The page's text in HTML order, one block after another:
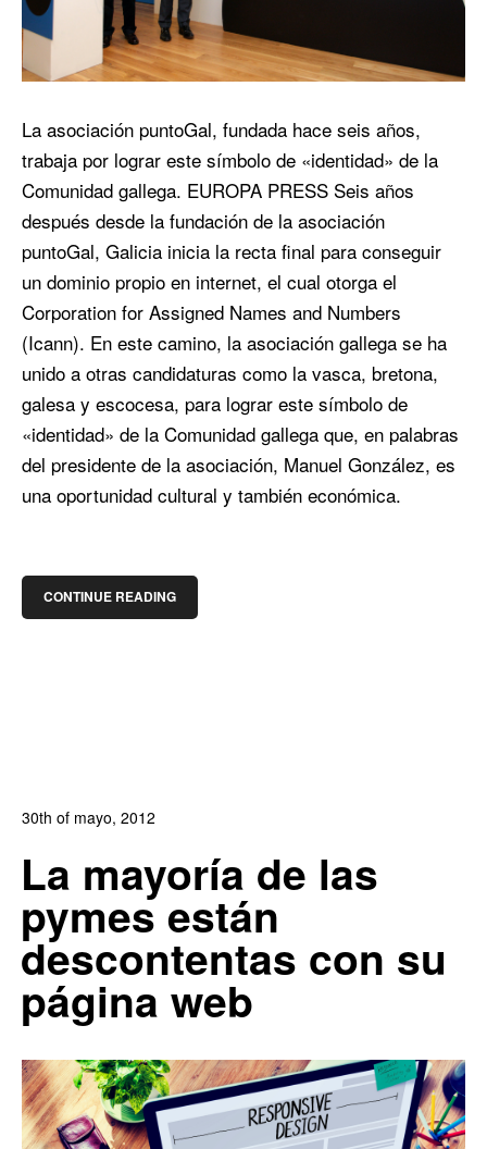
La asociación puntoGal, fundada hace seis años,
trabaja por lograr este símbolo de «identidad» de la
Comunidad gallega. EUROPA PRESS Seis años
después desde la fundación de la asociación
puntoGal, Galicia inicia la recta final para conseguir
un dominio propio en internet, el cual otorga el
Corporation for Assigned Names and Numbers
(Icann). En este camino, la asociación gallega se ha
unido a otras candidaturas como la vasca, bretona,
galesa y escocesa, para lograr este símbolo de
«identidad» de la Comunidad gallega que, en palabras
del presidente de la asociación, Manuel González, es
una oportunidad cultural y también económica.
CONTINUE READING
30th of mayo, 2012
1
0
La mayoría de las
pymes están
descontentas con su
página web